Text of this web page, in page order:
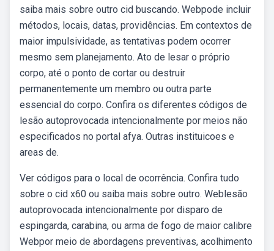
saiba mais sobre outro cid buscando. Webpode incluir
métodos, locais, datas, providências. Em contextos de
maior impulsividade, as tentativas podem ocorrer
mesmo sem planejamento. Ato de lesar o próprio
corpo, até o ponto de cortar ou destruir
permanentemente um membro ou outra parte
essencial do corpo. Confira os diferentes códigos de
lesão autoprovocada intencionalmente por meios não
especificados no portal afya. Outras instituicoes e
areas de.
Ver códigos para o local de ocorrência. Confira tudo
sobre o cid x60 ou saiba mais sobre outro. Weblesão
autoprovocada intencionalmente por disparo de
espingarda, carabina, ou arma de fogo de maior calibre
Webpor meio de abordagens preventivas, acolhimento